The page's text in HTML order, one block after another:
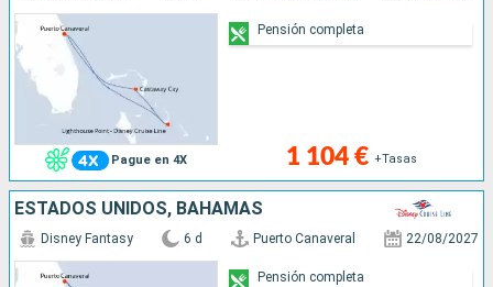
Pague en 4X 1 104 € +Tasas
Pensión completa
ESTADOS UNIDOS, BAHAMAS
Disney Fantasy 6 d Puerto Canaveral 22/08/2027
Pensión completa